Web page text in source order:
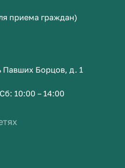
приема граждан)
Павших Борцов, д. 1
10:00 – 14:00